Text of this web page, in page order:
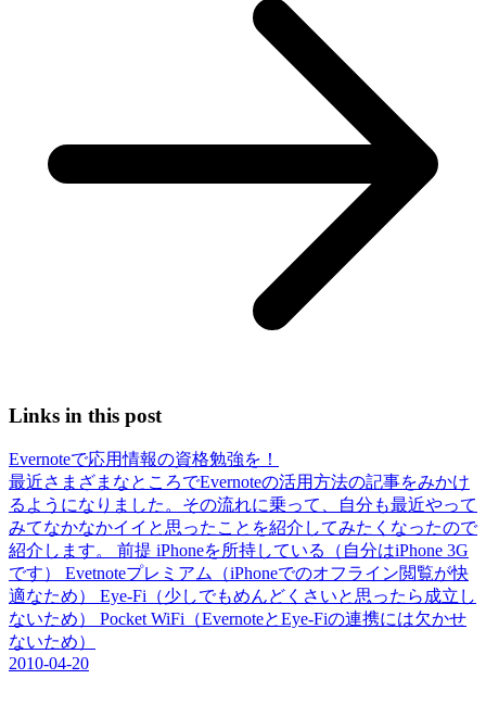
Links in this post
Evernoteで応用情報の資格勉強を！
最近さまざまなところでEvernoteの活用方法の記事をみかけ
るようになりました。その流れに乗って、自分も最近やって
みてなかなかイイと思ったことを紹介してみたくなったので
紹介します。 前提 iPhoneを所持している（自分はiPhone 3G
です） Evetnoteプレミアム（iPhoneでのオフライン閲覧が快
適なため） Eye-Fi（少しでもめんどくさいと思ったら成立し
ないため） Pocket WiFi（EvernoteとEye-Fiの連携には欠かせ
ないため）
2010-04-20